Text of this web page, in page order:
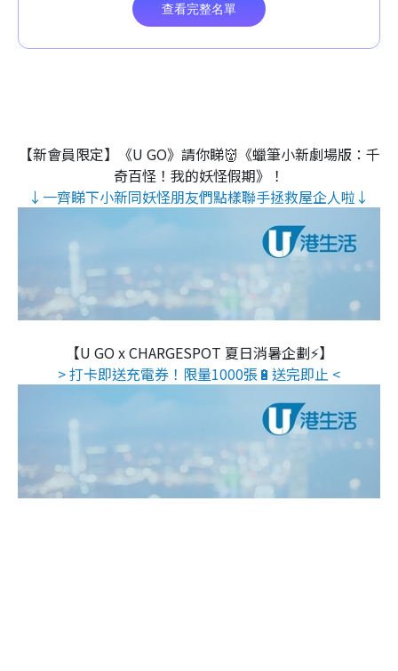
【新會員限定】《U GO》請你睇👹《蠟筆小新劇場版：千
奇百怪！我的妖怪假期》！
↓一齊睇下小新同妖怪朋友們點樣聯手拯救屋企人啦↓
【U GO x CHARGESPOT 夏日消暑企劃⚡】
> 打卡即送充電券！限量1000張🔋送完即止 <